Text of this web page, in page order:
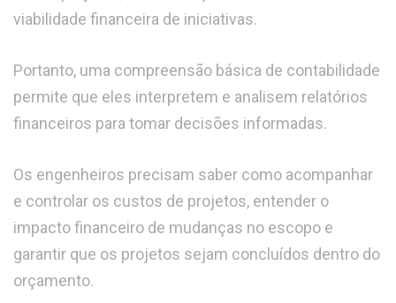
viabilidade financeira de iniciativas.
Portanto, uma compreensão básica de contabilidade
permite que eles interpretem e analisem relatórios
financeiros para tomar decisões informadas.
Os engenheiros precisam saber como acompanhar
e controlar os custos de projetos, entender o
impacto financeiro de mudanças no escopo e
garantir que os projetos sejam concluídos dentro do
orçamento.